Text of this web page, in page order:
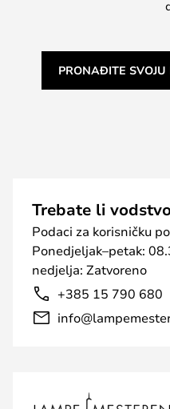
PRONAĐITE SVOJU
Trebate li
Podaci za korisničku
Ponedjeljak–petak:
nedjelja: Zatvoreno
+385 15 790 680